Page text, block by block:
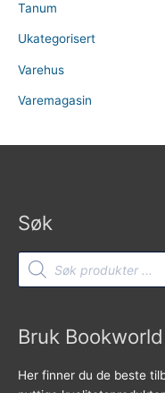
Tanum
Ukategorisert
Varehus
Varemagasin
Søk
Products
search
Bruk Bookworld
Her finner du de beste